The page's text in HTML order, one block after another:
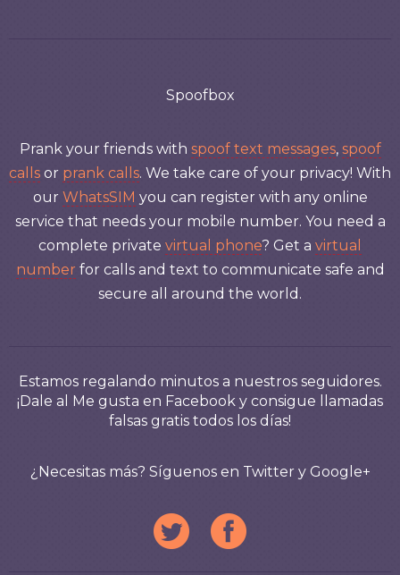
Spoofbox
callsorprank calls. We take care of your privacy! With
ourWhatsSIMyou can register with any online
service that needs your mobile number. You need a
numberfor calls and text to communicate safe and